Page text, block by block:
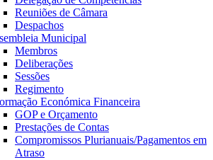
Reuniões de Câmara
Despachos
Municipal
Membros
Deliberações
Sessões
Regimento
Económica Financeira
GOP e Orçamento
Prestações de Contas
Compromissos Plurianuais/Pagamentos em
Atraso